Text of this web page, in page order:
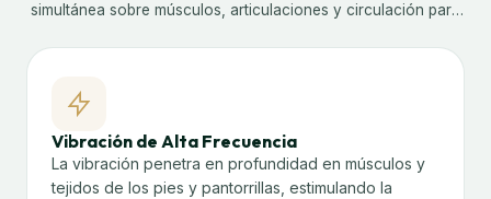
simultánea sobre músculos, articulaciones y circulación para
esfuerzo del día.
Vibración de Alta Frecuencia
La vibración penetra en profundidad en músculos y
tejidos de los pies y pantorrillas, estimulando la